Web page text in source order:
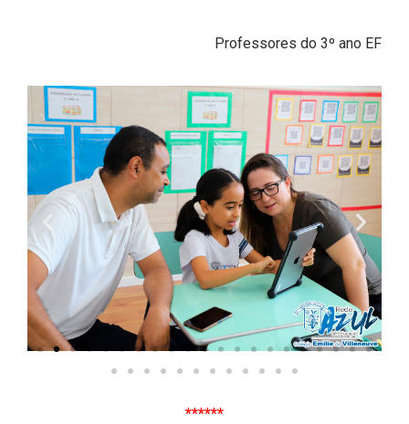
Professores do 3º ano EF
******